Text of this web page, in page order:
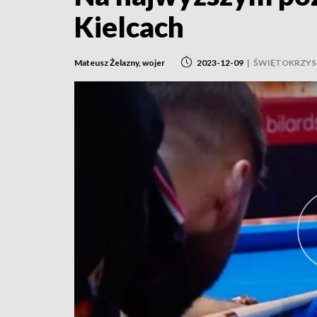
Kielcach
Mateusz Żelazny, wojer 2023-12-09 |